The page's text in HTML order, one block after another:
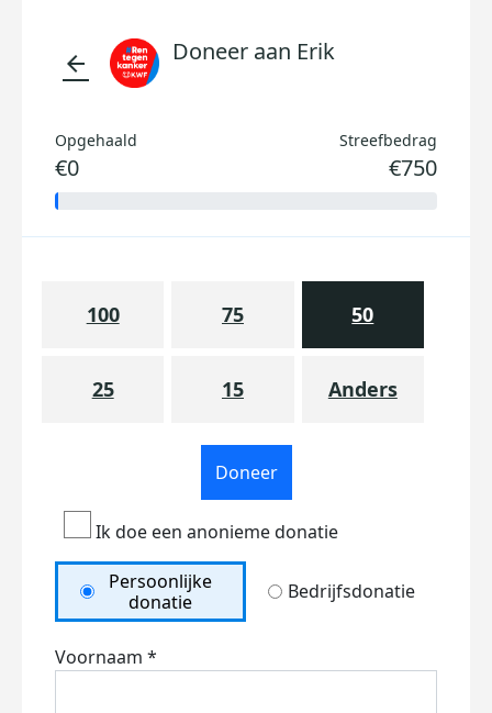
arrow_back Doneer aan Erik
Opgehaald
€0
Streefbedrag
€750
100 75 50
25 15 Anders
Doneer
Ik doe een anonieme donatie
Persoonlijke
donatie
Bedrijfsdonatie
Voornaam *